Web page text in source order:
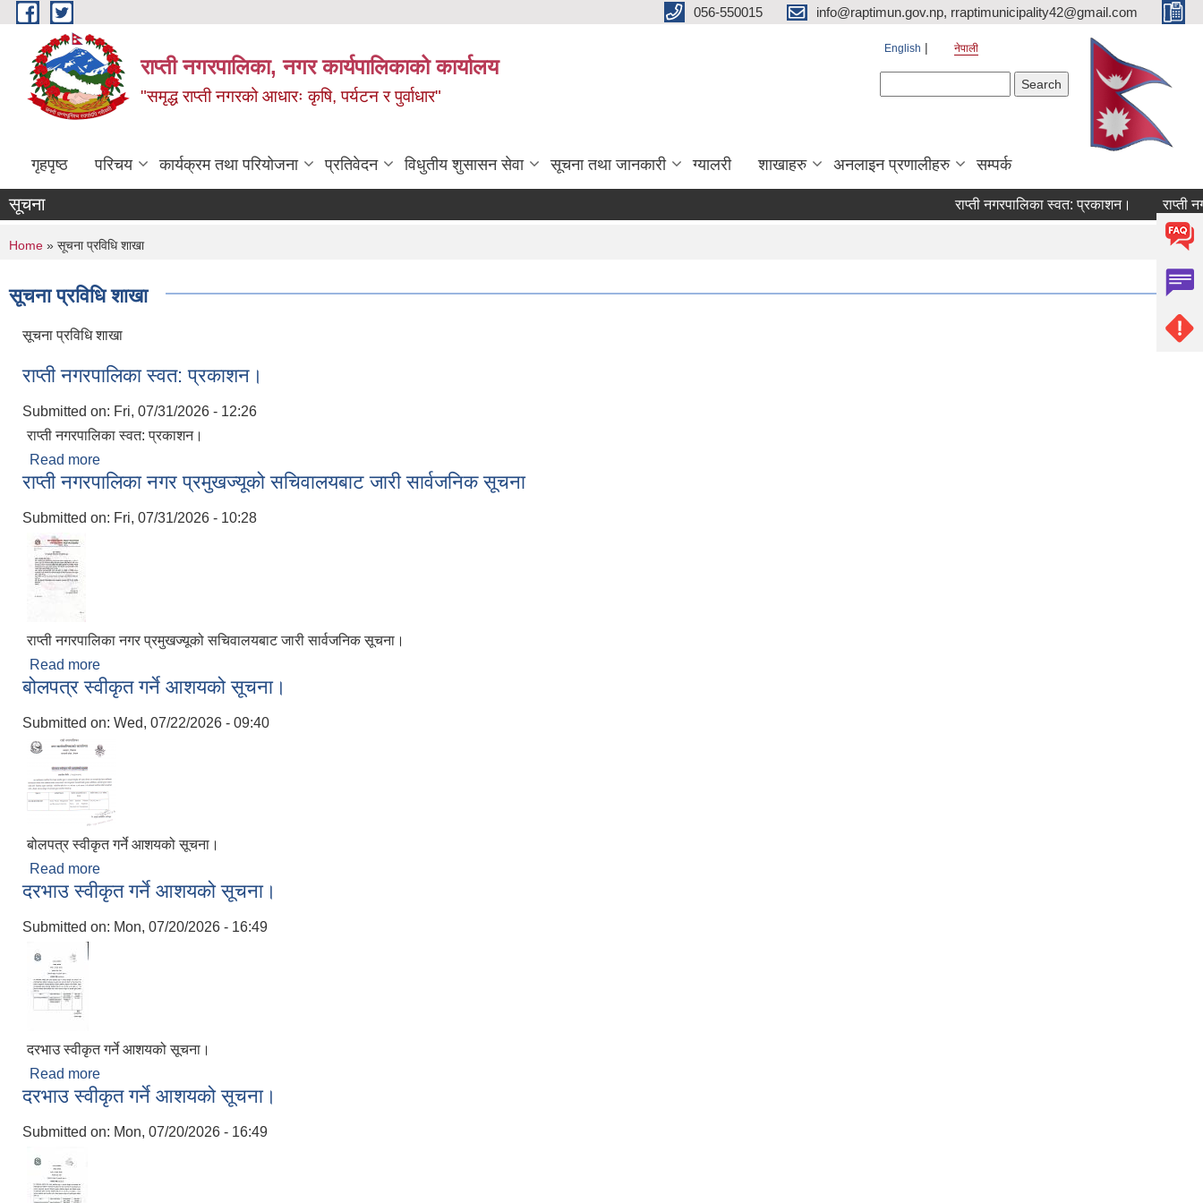
Skip to main content 056-550015 info@raptimun.gov.np, rraptimunicipality42@gmail.com
राप्ती नगरपालिका, नगर कार्यपालिकाको कार्यालय
"समृद्ध राप्ती नगरको आधारः कृषि, पर्यटन र पुर्वाधार"
English नेपाली
गृहपृष्ठ परिचय कार्यक्रम तथा परियोजना प्रतिवेदन विधुतीय शुसासन सेवा सूचना तथा जानकारी ग्यालरी शाखाहरु अनलाइन प्रणालीहरु सम्पर्क
सूचना राप्ती नगरपालिका स्वत: प्रकाशन। राप्ती
You are here
Home » सूचना प्रविधि शाखा
सूचना प्रविधि शाखा
सूचना प्रविधि शाखा
राप्ती नगरपालिका स्वत: प्रकाशन।
Submitted on: Fri, 07/31/2026 - 12:26
राप्ती नगरपालिका स्वत: प्रकाशन।
Read more
राप्ती नगरपालिका नगर प्रमुखज्यूको सचिवालयबाट जारी सार्वजनिक सूचना
Submitted on: Fri, 07/31/2026 - 10:28
राप्ती नगरपालिका नगर प्रमुखज्यूको सचिवालयबाट जारी सार्वजनिक सूचना।
Read more
बोलपत्र स्वीकृत गर्ने आशयको सूचना।
Submitted on: Wed, 07/22/2026 - 09:40
बोलपत्र स्वीकृत गर्ने आशयको सूचना।
Read more
दरभाउ स्वीकृत गर्ने आशयको सूचना।
Submitted on: Mon, 07/20/2026 - 16:49
दरभाउ स्वीकृत गर्ने आशयको सूचना।
Read more
दरभाउ स्वीकृत गर्ने आशयको सूचना।
Submitted on: Mon, 07/20/2026 - 16:49